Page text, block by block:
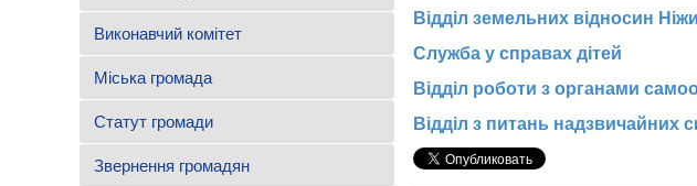
Виконавчий комітет
Міська громада
Статут громади
Звернення громадян
Відділ земельних відносин
Служба у справах дітей
Відділ роботи з органами
Відділ з питань надзвичайних